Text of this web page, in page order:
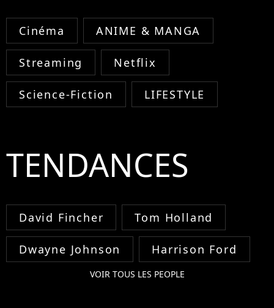
Cinéma ANIME & MANGA
Streaming Netflix
Science-Fiction LIFESTYLE
TENDANCES
David Fincher Tom Holland
Dwayne Johnson Harrison Ford
VOIR TOUS LES PEOPLE